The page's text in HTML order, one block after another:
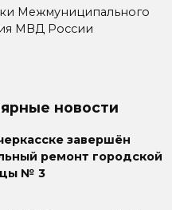
Межмуниципального
МВД России
новости
завершён
ремонт городской
№ 3